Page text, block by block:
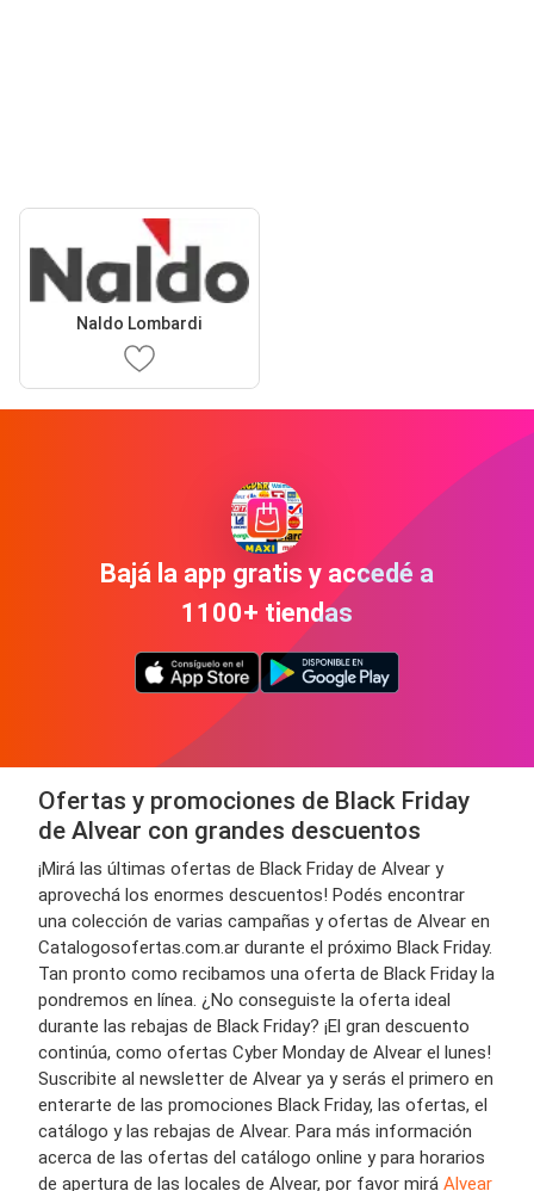
Naldo Lombardi
Bajá la app gratis y accedé a
1100+ tiendas
Ofertas y promociones de Black Friday
de Alvear con grandes descuentos
¡Mirá las últimas ofertas de Black Friday de Alvear y
aprovechá los enormes descuentos! Podés encontrar
una colección de varias campañas y ofertas de Alvear en
Catalogosofertas.com.ar durante el próximo Black Friday.
Tan pronto como recibamos una oferta de Black Friday la
pondremos en línea. ¿No conseguiste la oferta ideal
durante las rebajas de Black Friday? ¡El gran descuento
continúa, como ofertas Cyber Monday de Alvear el lunes!
Suscribite al newsletter de Alvear ya y serás el primero en
enterarte de las promociones Black Friday, las ofertas, el
catálogo y las rebajas de Alvear. Para más información
acerca de las ofertas del catálogo online y para horarios
de apertura de las locales de Alvear, por favor mirá Alvear